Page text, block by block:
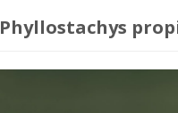
Phyllostachys